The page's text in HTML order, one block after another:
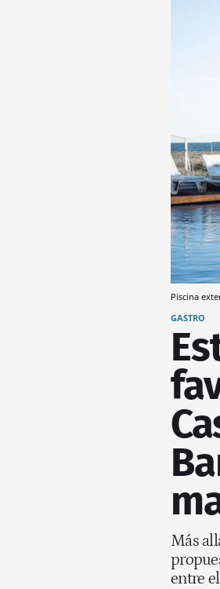
Piscina
GASTRO
Más
entre